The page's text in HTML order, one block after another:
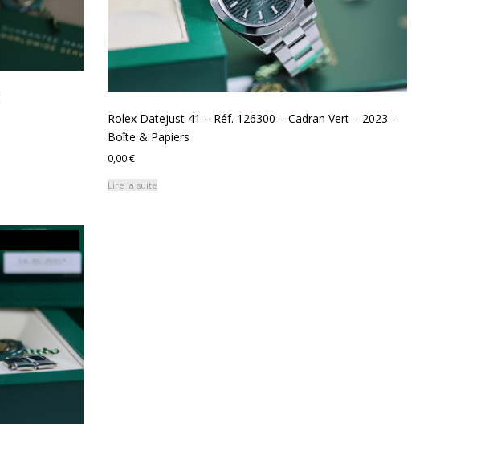
Rolex Datejust 41 – Réf. 126300 – Cadran Vert – 2023 –
Boîte & Papiers
0,00€
Lire la suite